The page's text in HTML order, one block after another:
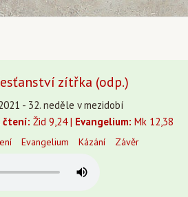
zítřka (odp.)
- 32. neděle v mezidobí
čtení: Žid 9,24 | Evangelium: Mk 12,38
Evangelium Kázání Závěr